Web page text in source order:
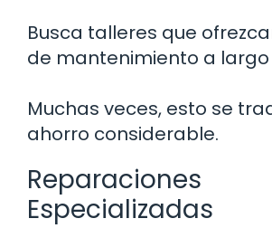
Busca talleres que
de mantenimiento a largo
Muchas veces, esto se
ahorro considerable.
Reparaciones
Especializadas